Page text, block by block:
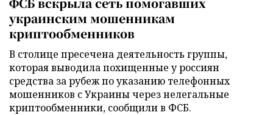
украинским мошенникам
криптообменников
В столице пресечена деятельность группы,
которая выводила похищенные у россиян
средства за рубеж по указанию телефонных
мошенников с Украины через нелегальные
криптообменники, сообщили в ФСБ.